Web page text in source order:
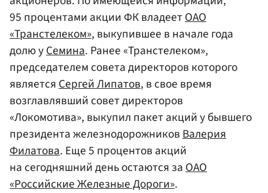
95 процентами акции ФК владеетОАО
«Транстелеком», выкупившее в начале года
долю уСемина. Ранее «Транстелеком»,
председателем совета директоров которого
являетсяСергей Липатов, в свое время
возглавлявший совет директоров
«Локомотива», выкупил пакет акций у бывшего
президента железнодорожниковВалерия
Филатова. Еще 5 процентов акций
на сегодняшний день остаются заОАО
«Российские Железные Дороги».